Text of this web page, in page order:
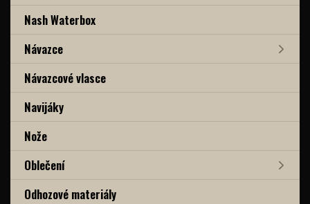
Nash Waterbox
Návazce
Návazcové vlasce
Navijáky
Nože
Oblečení
Odhozové materiály